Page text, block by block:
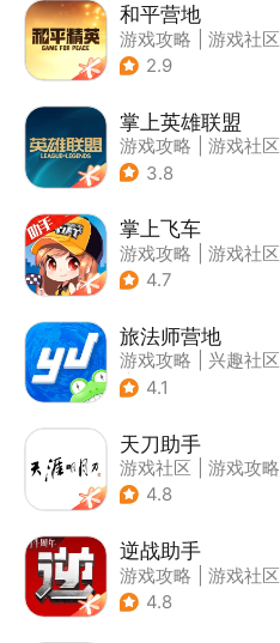
和平营地
游戏攻略
游戏社区
2.9
掌上英雄联盟
游戏攻略
游戏社区
3.8
掌上飞车
游戏攻略
游戏社区
4.7
旅法师营地
游戏攻略
兴趣社区
| 游戏社区
4.1
天刀助手
游戏社区
游戏攻略
4.8
逆战助手
游戏攻略
游戏社区
4.8